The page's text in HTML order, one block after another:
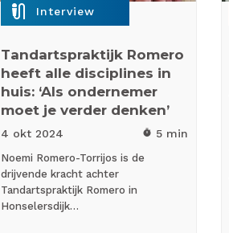
mic_external_on Interview
Tandartspraktijk Romero
heeft alle disciplines in
huis: ‘Als ondernemer
moet je verder denken’
4 okt 2024 timer 5 min
Noemi Romero-Torrijos is de
drijvende kracht achter
Tandartspraktijk Romero in
Honselersdijk…